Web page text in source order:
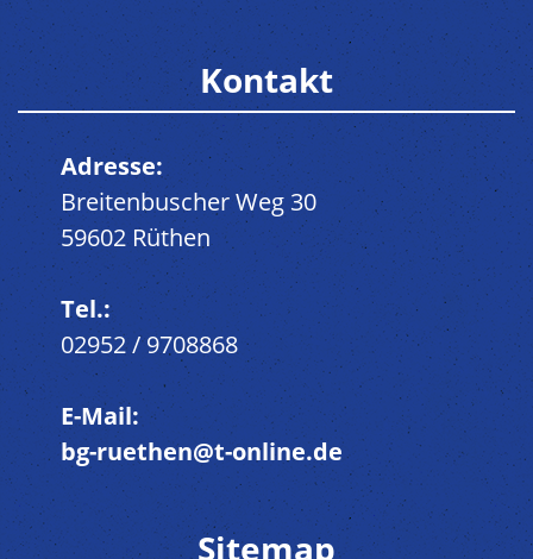
Kontakt
Adresse:
Breitenbuscher Weg 30
59602 Rüthen
Tel.:
02952 / 9708868
E-Mail:
bg-ruethen@t-online.de
Sitemap